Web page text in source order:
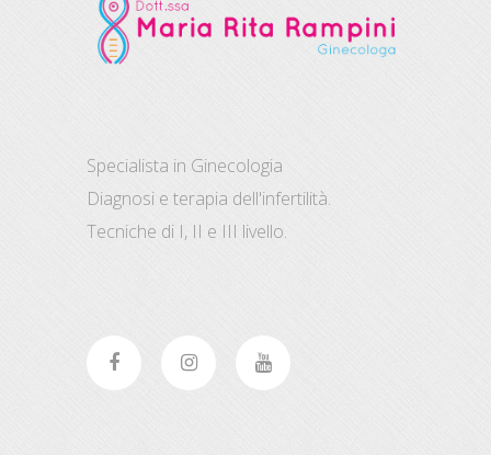
Specialista in Ginecologia
Diagnosi e terapia dell'infertilità.
Tecniche di I, II e III livello.